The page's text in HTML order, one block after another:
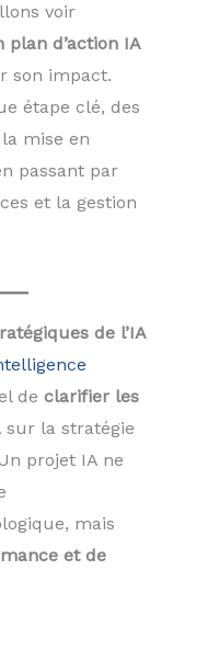
voir
d’action IA
son impact.
étape clé, des
mise en
passant par
et la gestion
de l’IA
de clarifier les
sur la stratégie
projet IA ne
mais
et de